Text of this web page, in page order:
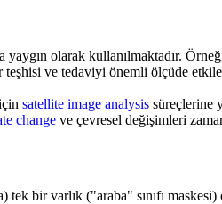
yaygın olarak kullanılmaktadır.
teşhisi ve tedaviyi önemli ölçüde
satellite image analysis süreçlerine
change ve çevresel değişimleri
bir varlık ("araba" sınıfı maskesi)